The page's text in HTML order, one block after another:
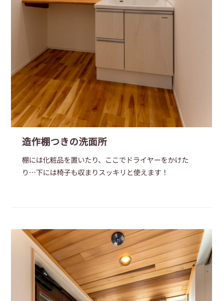
造作棚つきの洗面所
棚には化粧品を置いたり、ここでドライヤーをかけた
り…下には椅子も収まりスッキリと使えます！